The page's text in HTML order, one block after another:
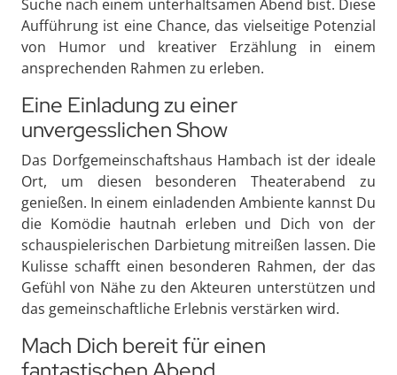
Suche nach einem unterhaltsamen Abend bist. Diese
Aufführung ist eine Chance, das vielseitige Potenzial
von Humor und kreativer Erzählung in einem
ansprechenden Rahmen zu erleben.
Eine Einladung zu einer
unvergesslichen Show
Das Dorfgemeinschaftshaus Hambach ist der ideale
Ort, um diesen besonderen Theaterabend zu
genießen. In einem einladenden Ambiente kannst Du
die Komödie hautnah erleben und Dich von der
schauspielerischen Darbietung mitreißen lassen. Die
Kulisse schafft einen besonderen Rahmen, der das
Gefühl von Nähe zu den Akteuren unterstützen und
das gemeinschaftliche Erlebnis verstärken wird.
Mach Dich bereit für einen